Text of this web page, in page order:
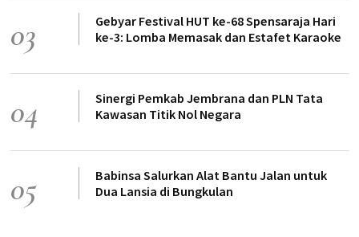
03
Gebyar Festival HUT ke-68 Spensaraja Hari
ke-3: Lomba Memasak dan Estafet Karaoke
04
Sinergi Pemkab Jembrana dan PLN Tata
Kawasan Titik Nol Negara
05
Babinsa Salurkan Alat Bantu Jalan untuk
Dua Lansia di Bungkulan